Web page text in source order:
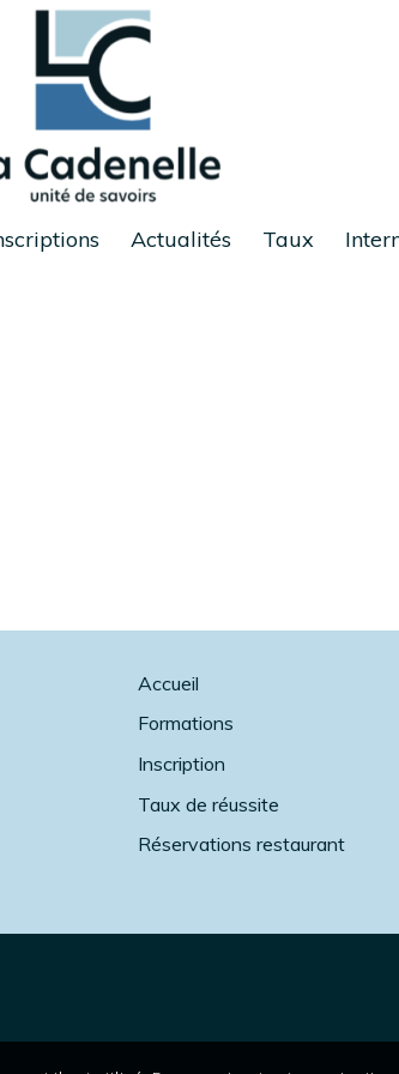
Actualités Taux
Accueil
Formations
Inscription
Taux de réussite
Réservations restaurant